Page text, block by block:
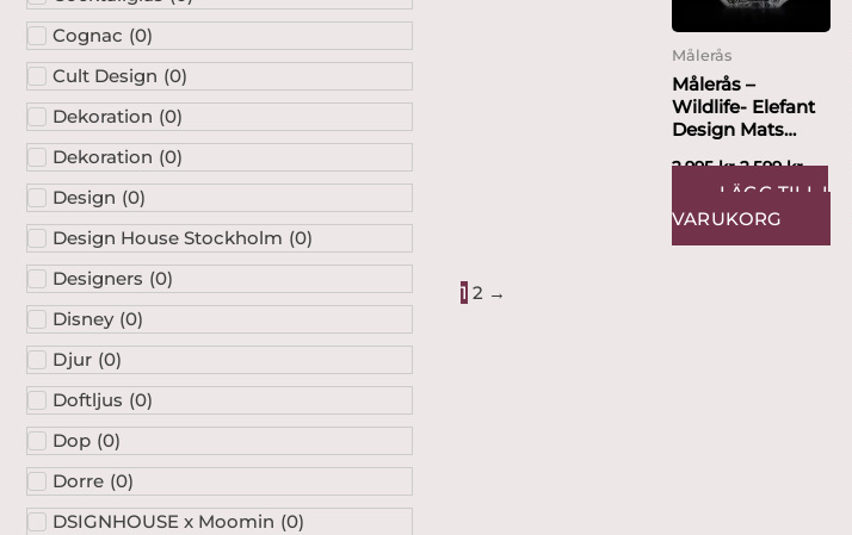
Cognac (0)
Cult Design (0)
Dekoration (0)
Dekoration (0)
Design (0)
Design House Stockholm (0)
Designers (0)
Disney (0)
Djur (0)
Doftljus (0)
Dop (0)
Dorre (0)
DSIGNHOUSE x Moomin (0)
Målerås
Målerås –
Wildlife- Elefant
Design Mats
2,995kr 2,599kr
LÄGG TILL I
VARUKORG
1 2 →